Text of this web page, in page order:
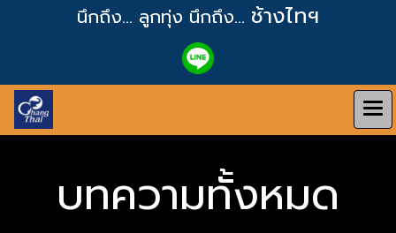
นึกถึง... ลูกทุ่ง นึกถึง... ช้างไทฯ
บทความทั้งหมด